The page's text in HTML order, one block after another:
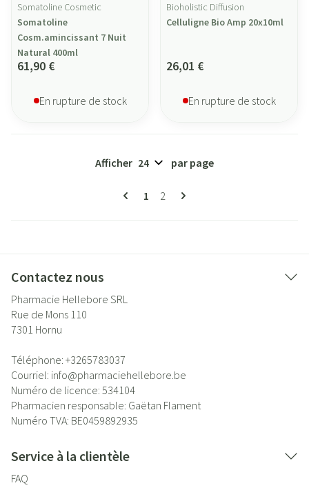
Somatoline Cosmetic
Somatoline
Cosm.amincissant 7 Nuit
Natural 400ml
61,90 €
En rupture de stock
Bioholistic Diffusion
Celluligne Bio Amp 20x10ml
26,01 €
En rupture de stock
Pages
Vous lisez actuellement la page
1 Page
2
Afficher par page
Contactez nous
Pharmacie Hellebore SRL
Rue de Mons 110
7301 Hornu
Téléphone: +3265783037
Courriel: info@pharmaciehellebore.be
Numéro de licence: 534104
Pharmacien responsable: Gaëtan Flament
Numéro TVA: BE0459892935
Service à la clientèle
FAQ